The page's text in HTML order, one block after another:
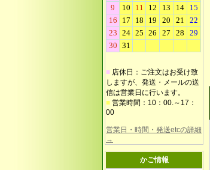
■ 店休日：ご注文はお受け致
しますが、発送・メールの送
信は営業日に行います。
■ 営業時間：10：00.～17：
00
営業日・時間・発送etcの詳細
→
かご情報